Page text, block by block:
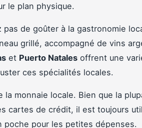
le plan physique.
pas de goûter à la gastronomie
grillé, accompagné de vins
et Puerto Natales offrent une
ces spécialités locales.
la monnaie locale. Bien que la
cartes de crédit, il est toujours
poche pour les petites dépenses.